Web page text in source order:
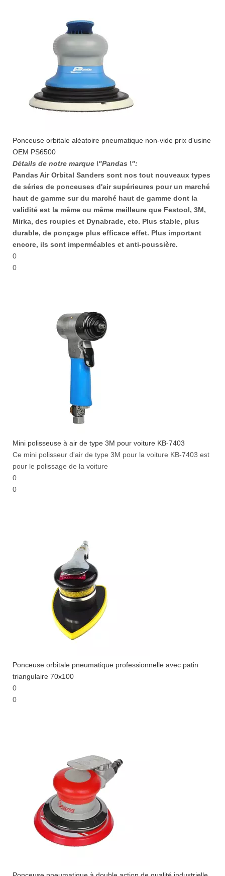
Ponceuse orbitale aléatoire pneumatique non-vide prix d'usine
OEM PS6500
Détails de notre marque \"Pandas \":
Pandas Air Orbital Sanders sont nos tout nouveaux types
de séries de ponceuses d'air supérieures pour un marché
haut de gamme sur du marché haut de gamme dont la
validité est la même ou même meilleure que Festool, 3M,
Mirka, des roupies et Dynabrade, etc. Plus stable, plus
durable, de ponçage plus efficace effet. Plus important
encore, ils sont imperméables et anti-poussière.
0
0
Mini polisseuse à air de type 3M pour voiture KB-7403
Ce mini polisseur d'air de type 3M pour la voiture KB-7403 est
pour le polissage de la voiture
0
0
Ponceuse orbitale pneumatique professionnelle avec patin
triangulaire 70x100
0
0